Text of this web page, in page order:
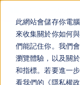
此網站會儲存你電
來收集關於你如何
們能記住你。我們
瀏覽體驗，以及關
和指標。若要進一
看我們的《隱私權政
系统要求